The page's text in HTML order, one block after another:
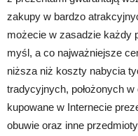
zakupy w bardzo
możecie w zasadzie każdy
myśl, a co najważniejsze
niższa niż koszty nabycia
tradycyjnych, położonych
kupowane w Internecie
obuwie oraz inne